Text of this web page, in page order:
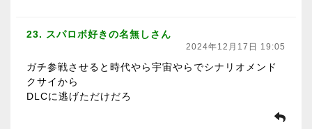
23. スパロボ好きの名無しさん
2024年12月17日 19:05
ガチ参戦させると時代やら宇宙やらでシナリオメンド
クサイから
DLCに逃げただけだろ